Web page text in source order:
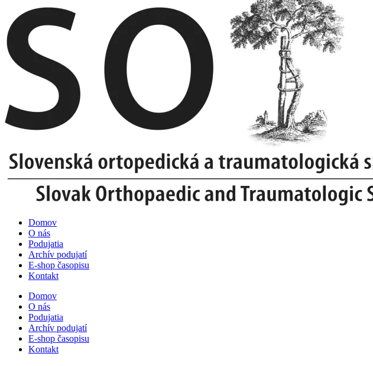
Domov
O nás
Podujatia
Archív podujatí
E-shop časopisu
Kontakt
Domov
O nás
Podujatia
Archív podujatí
E-shop časopisu
Kontakt